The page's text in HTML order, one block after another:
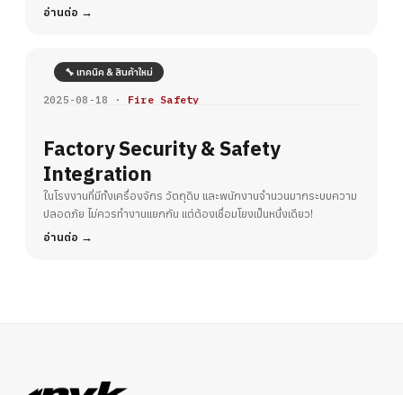
อ่านต่อ
🔧 เทคนิค & สินค้าใหม่
2025-08-18 · Fire Safety
Factory Security & Safety
Integration
ในโรงงานที่มีทั้งเครื่องจักร วัตถุดิบ และพนักงานจำนวนมากระบบความ
ปลอดภัย ไม่ควรทำงานแยกกัน แต่ต้องเชื่อมโยงเป็นหนึ่งเดียว!
อ่านต่อ